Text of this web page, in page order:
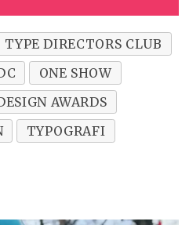
TYPE DIRECTORS CLUB
ONE SHOW
AWARDS
TYPOGRAFI